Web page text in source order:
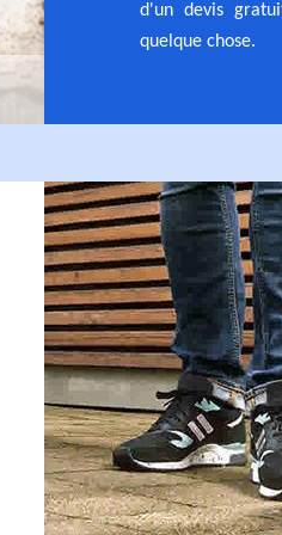
d'un devis
quelque chose.